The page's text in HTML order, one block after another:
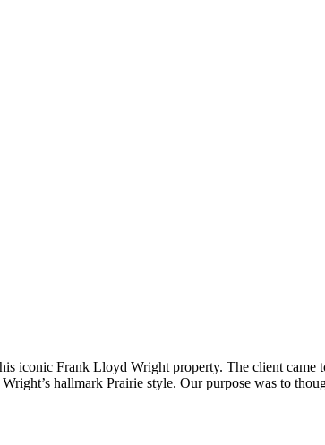
iconic Frank Lloyd Wright property. The client came
hallmark Prairie style. Our purpose was to